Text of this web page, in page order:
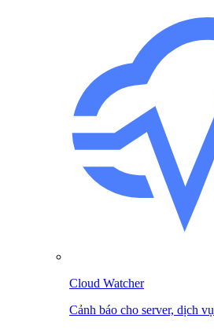
Cloud Watcher
Cảnh báo cho server, dịch vụ